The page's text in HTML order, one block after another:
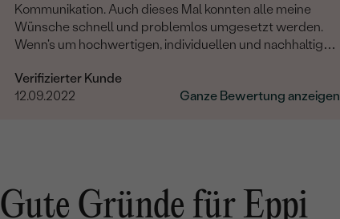
Kommunikation. Auch dieses Mal konnten alle meine
Wünsche schnell und problemlos umgesetzt werden.
Wenn's um hochwertigen, individuellen und nachhaltigen
Verifizierter Kunde
12.09.2022
Ganze Bewertung anzeigen
Gute Gründe für Eppi